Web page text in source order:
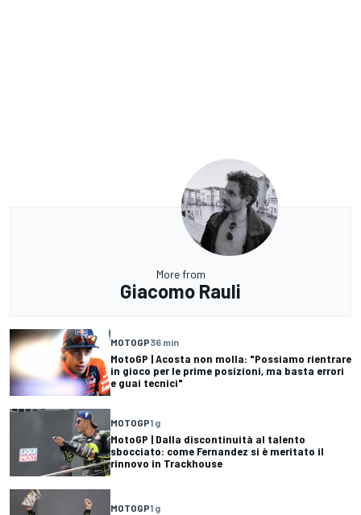
More from
Giacomo Rauli
MOTOGP36 min
MotoGP | Acosta non molla: "Possiamo rientrare
in gioco per le prime posizioni, ma basta errori
e guai tecnici"
MOTOGP1 g
MotoGP | Dalla discontinuità al talento
sbocciato: come Fernandez si è meritato il
rinnovo in Trackhouse
MOTOGP1 g